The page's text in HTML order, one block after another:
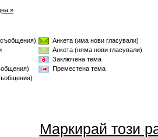
»
Анкета (има нови гласували)
Анкета (няма нови гласували)
Заключена тема
Преместена тема
Маркирай този